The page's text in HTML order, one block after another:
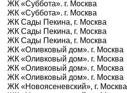
ЖК «Суббота». г. Москва
ЖК «Суббота». г. Москва
ЖК Сады Пекина, г. Москва
ЖК Сады Пекина, г. Москва
ЖК Сады Пекина, г. Москва
ЖК «Оливковый дом». г. Москва
ЖК «Оливковый дом». г. Москва
ЖК «Оливковый дом». г. Москва
ЖК «Оливковый дом». г. Москва
ЖК «Новоясеневский», г. Москва